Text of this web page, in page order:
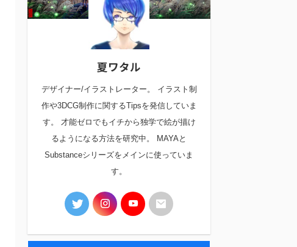
夏ワタル
デザイナー/イラストレーター。 イラスト制
作や3DCG制作に関するTipsを発信していま
す。 才能ゼロでもイチから独学で絵が描け
るようになる方法を研究中。 MAYAと
Substanceシリーズをメインに使っていま
す。